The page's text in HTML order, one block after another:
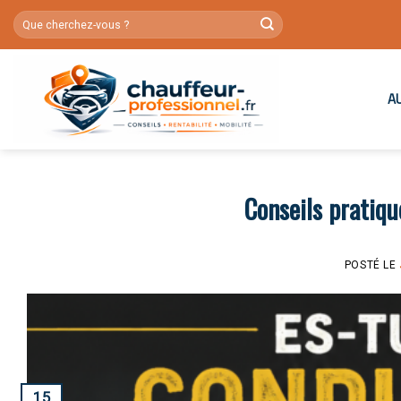
Skip
Conseils
POSTÉ LE
15